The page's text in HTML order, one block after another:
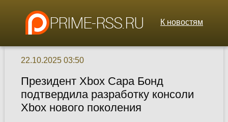
К новостям
22.10.2025 03:50
Президент Xbox Сара Бонд
подтвердила разработку консоли
Xbox нового поколения